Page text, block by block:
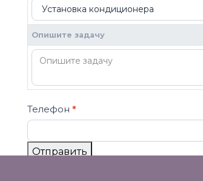
Опишите задачу
Телефон *
Отправить
это поле
пустым.